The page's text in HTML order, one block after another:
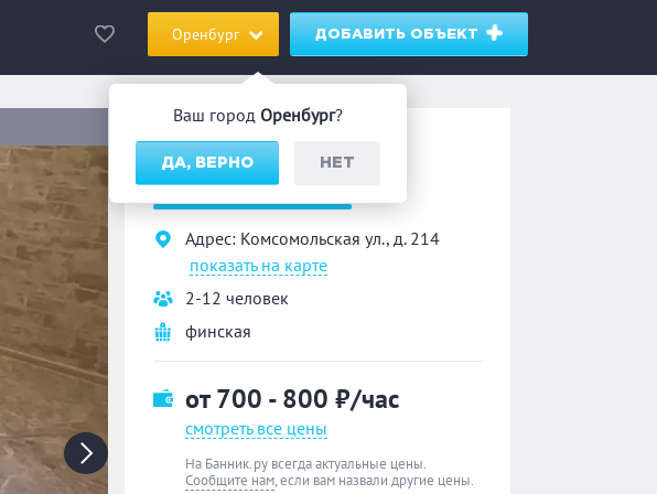
Оренбург
Ваш город Оренбург?
ДА, ВЕРНО НЕТ
ДОБАВИТЬ ОБЪЕКТ
Сауна
«Хоттабыч»
Адрес: Комсомольская ул., д. 214
показать на карте
2-12 человек
финская
от 700 - 800 ₽/час
смотреть все цены
На Банник.ру всегда актуальные цены.
Сообщите нам, если вам назвали другие цены.